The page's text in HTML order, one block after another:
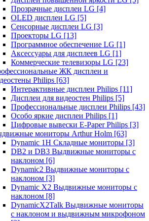
Прозрачные дисплеи LG [4]
OLED дисплеи LG [5]
Сенсорные дисплеи LG [3]
Проекторы LG [13]
Программное обеспечение LG [1]
Аксессуары для дисплеев LG [1]
Коммерческие телевизоры LG [23]
ЖК дисплеи и
Philips [63]
Интерактивные дисплеи Philips [11]
Дисплеи для видеостен Philips [5]
Профессиональные дисплеи Philips [43]
Особо яркие дисплеи Philips [1]
Цифровые вывески E-Paper Philips [3]
мониторы Arthur Holm [63]
Dynamic 1Н Складные мониторы [3]
DB2 и DB3 Выдвижные мониторы с
наклоном [6]
Dynamic2 Выдвижные мониторы с
наклоном [3]
Dynamic X2 Выдвижные мониторы с
наклоном [8]
DynamicX2Talk Выдвижные мониторы
с наклоном и выдвижным микрофоном